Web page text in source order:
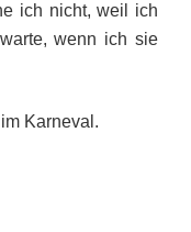
ich nicht, weil ich
wenn ich sie
Karneval.